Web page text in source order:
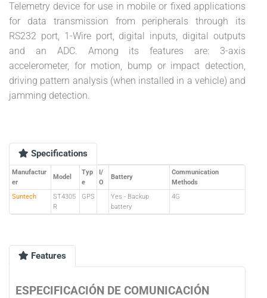
Telemetry device for use in mobile or fixed applications
for data transmission from peripherals through its
RS232 port, 1-Wire port, digital inputs, digital outputs
and an ADC. Among its features are: 3-axis
accelerometer, for motion, bump or impact detection,
driving pattern analysis (when installed in a vehicle) and
jamming detection.
Specifications
Manufactur
er
Model
Typ
e
I/
O
Battery
Communication
Methods
Suntech
ST4305
R
GPS
Yes - Backup
battery
4G
Features
ESPECIFICACIÓN DE COMUNICACIÓN